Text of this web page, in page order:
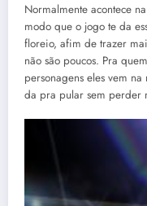
Normalmente acontece
modo que o jogo te da
floreio, afim de trazer
não são poucos. Pra
personagens eles vem
da pra pular sem perder